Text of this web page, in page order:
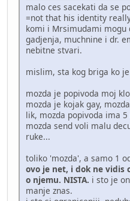
malo ces sacekati da se
=not that his identity
komi i Mrsimudami mogu
gadjenja, muchnine i dr.
nebitne stvari.
mislim, sta kog briga ko
mozda je popivoda moj
mozda je kojak gay,
lik, mozda popivoda ima
mozda send voli malu
ruke...
toliko 'mozda', a samo 1
ovo je net, i dok ne vidis
o njemu. NISTA. i sto je
manje znas.